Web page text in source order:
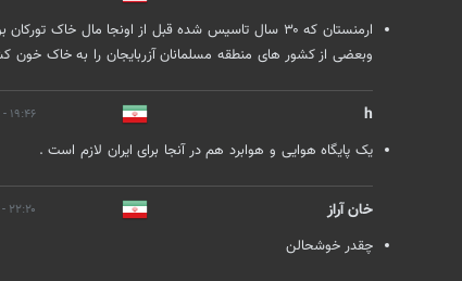
ارمنستان که ۳۰ سال تاسیس شده قبل از اونجا مال
وبعضی از کشور های منطقه مسلمانان آزربایجان را به خاک خون کشید ۳۰ سال خاک یک کشور را اشغال کرده نباید ما با ارمنستان
h ۱۹:۴۶ - ۱۴۰۱/۰۷/۳۰
یک پایگاه هوایی و هوابرد هم در آنجا برای ایران لازم است .‌
خان آراز ۲۲:۲۰ - ۱۴۰۱/۰۷/۳۰
چقدر خوشحالن